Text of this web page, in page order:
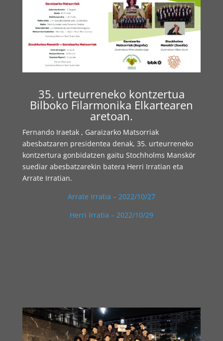
35. urteurreneko kontzertua
Bilboko Filarmonika Elkartearen
aretoan.
Fernando Iraetak , Garaizarko Matsorriak
abesbatzaren presidentea denak, 35. urteurreneko
kontzertura gonbidatzen gaitu Stochholms Manskör
suediar abesbatzarekin batera Herri Irratian eta
Arrate Irratian.
Arrate Irratia – 2022/10/27
Herri Irratia – 2022/10/29